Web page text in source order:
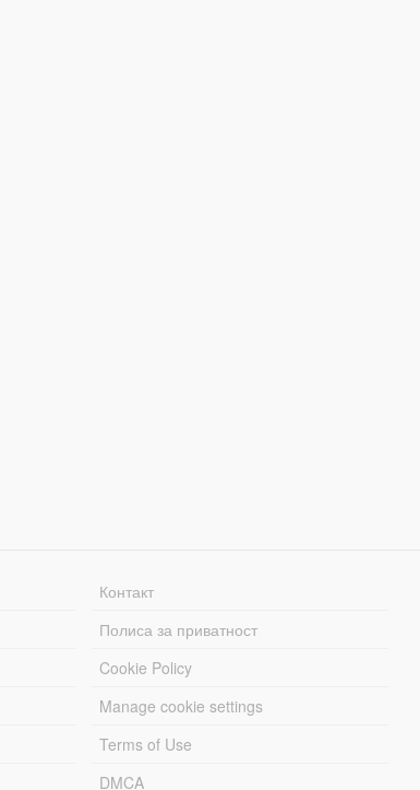
Контакт
Полиса за приватност
Cookie Policy
Manage cookie settings
Terms of Use
DMCA